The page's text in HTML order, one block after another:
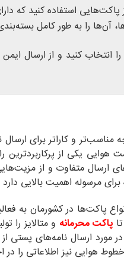
استفاده کنید که
را به طور کامل
انتخاب کنید و از ارسال
و کاراتر برای ارسال
یکی از پرکاربردترین
ارسال متفاوت و از
پاکت‌ها در کشورمان به
پاکت محرمانه و متالایز را
مورد ارسال نامه‌های
هوایی نیز اطلاعاتی را در